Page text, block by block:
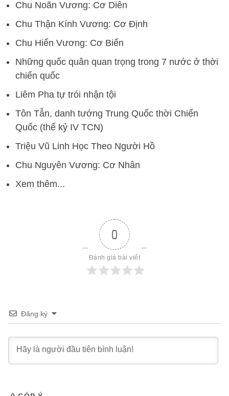
Chu Noãn Vương: Cơ Diên
Chu Thận Kính Vương: Cơ Định
Chu Hiển Vương: Cơ Biển
Những quốc quân quan trọng trong 7 nước ở thời
chiến quốc
Liêm Pha tự trói nhận tội
Tôn Tẫn, danh tướng Trung Quốc thời Chiến
Quốc (thế kỷ IV TCN)
Triệu Vũ Linh Học Theo Người Hồ
Chu Nguyên Vương: Cơ Nhân
Xem thêm...
0
Đánh giá bài viết
Đăng ký